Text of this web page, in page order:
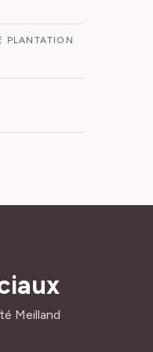
PLANTATION
Meilland